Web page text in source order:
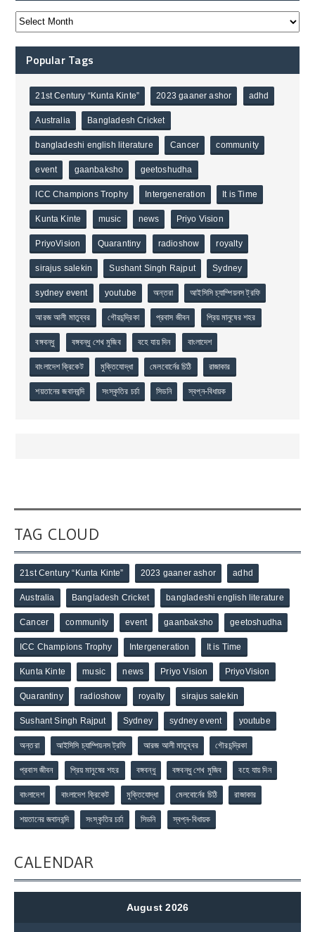
Popular Tags
21st Century “Kunta Kinte” 2023 gaaner ashor adhd
Australia Bangladesh Cricket
bangladeshi english literature Cancer community
event gaanbaksho geetoshudha
ICC Champions Trophy Intergeneration It is Time
Kunta Kinte music news Priyo Vision
PriyoVision Quarantiny radioshow royalty
sirajus salekin Sushant Singh Rajput Sydney
sydney event youtube অন্তরা আইসিসি চ্যাম্পিয়নস ট্রফি
আরজ আলী মাতুব্বর গৌরচন্দ্রিকা প্রবাস জীবন প্রিয় মানুষের শহর
বঙ্গবন্ধু বঙ্গবন্ধু শেখ মুজিব বহে যায় দিন বাংলাদেশ
বাংলাদেশ ক্রিকেট মুক্তিযোদ্ধা মেলবোর্নের চিঠি রাজাকার
শয়তানের জবানবন্দি সংস্কৃতির চর্চা সিডনি স্বপ্ন-বিধায়ক
TAG CLOUD
21st Century “Kunta Kinte” 2023 gaaner ashor adhd
Australia Bangladesh Cricket bangladeshi english literature
Cancer community event gaanbaksho geetoshudha
ICC Champions Trophy Intergeneration It is Time
Kunta Kinte music news Priyo Vision PriyoVision
Quarantiny radioshow royalty sirajus salekin
Sushant Singh Rajput Sydney sydney event youtube
অন্তরা আইসিসি চ্যাম্পিয়নস ট্রফি আরজ আলী মাতুব্বর গৌরচন্দ্রিকা
প্রবাস জীবন প্রিয় মানুষের শহর বঙ্গবন্ধু বঙ্গবন্ধু শেখ মুজিব বহে যায় দিন
বাংলাদেশ বাংলাদেশ ক্রিকেট মুক্তিযোদ্ধা মেলবোর্নের চিঠি রাজাকার
শয়তানের জবানবন্দি সংস্কৃতির চর্চা সিডনি স্বপ্ন-বিধায়ক
CALENDAR
August 2026